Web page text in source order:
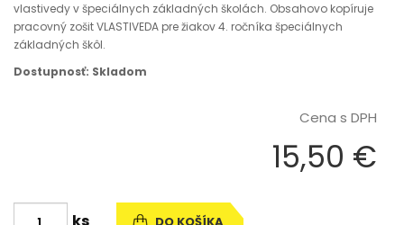
vlastivedy v špeciálnych základných školách. Obsahovo kopíruje
pracovný zošit VLASTIVEDA pre žiakov 4. ročníka špeciálnych
základných škôl.
Dostupnosť: Skladom
Cena s DPH
15,50 €